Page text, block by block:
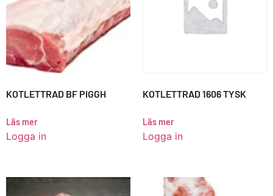
KOTLETTRAD BF PIGGH
Läs mer
Logga in
KOTLETTRAD 1606 TYSK
Läs mer
Logga in